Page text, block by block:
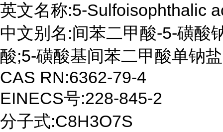
英文名称:5-Sulfoisophthalic
中文别名:间苯二甲酸-5-磺酸
酸;5-磺酸基间苯二甲酸单钠
CAS RN:6362-79-4
EINECS号:228-845-2
分子式:C8H3O7S